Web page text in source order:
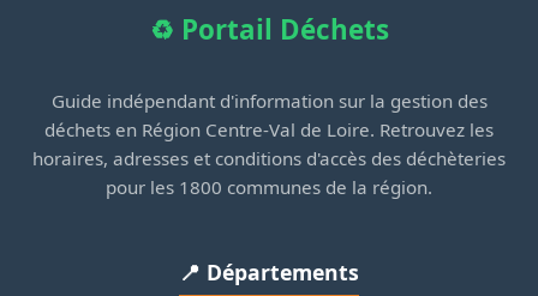
♻️ Portail Déchets
Guide indépendant d'information sur la gestion des
déchets en Région Centre-Val de Loire. Retrouvez les
horaires, adresses et conditions d'accès des déchèteries
pour les 1800 communes de la région.
📍 Départements